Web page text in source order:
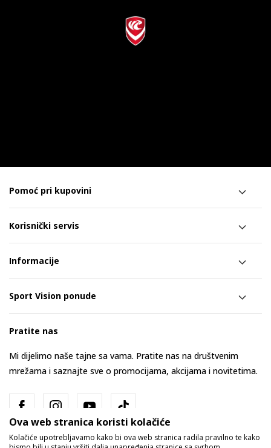
Pomoć pri kupovini
Korisnički servis
Informacije
Sport Vision ponude
Pratite nas
Mi dijelimo naše tajne sa vama. Pratite nas na društvenim
mrežama i saznajte sve o promocijama, akcijama i novitetima.
Ova web stranica koristi kolačiće
Kolačiće upotrebljavamo kako bi ova web stranica radila pravilno te kako